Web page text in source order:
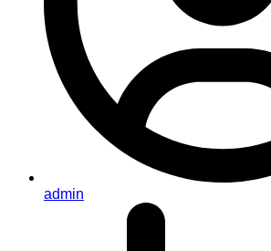
admin